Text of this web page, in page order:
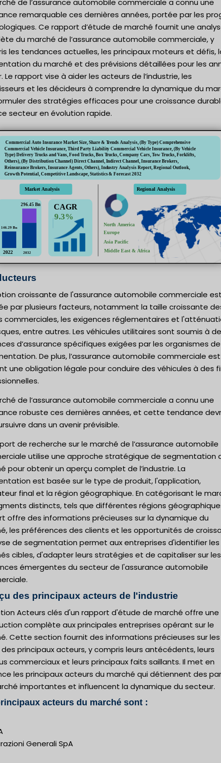
de l’assurance automobile commerciale a connu une
remarquable ces dernières années, portée par les
Ce rapport d’étude de marché fournit une
du marché de l’assurance automobile commerciale, y
les tendances actuelles, les principaux moteurs et défis,
du marché et des prévisions détaillées pour les
Le rapport vise à aider les acteurs de l’industrie, les
et les décideurs à comprendre la dynamique du
des stratégies efficaces pour une croissance
secteur en évolution rapide.
croissante de l'assurance automobile commerciale
par plusieurs facteurs, notamment la taille croissante
commerciales, les exigences réglementaires et
entre autres. Les véhicules utilitaires sont soumis à
d’assurance spécifiques exigées par les organismes de
De plus, l’assurance automobile commerciale est
une obligation légale pour conduire des véhicules à des
de l’assurance automobile commerciale a connu une
robuste ces dernières années, et cette tendance
dans un avenir prévisible.
de recherche sur le marché de l’assurance automobile
utilise une approche stratégique de segmentation
pour obtenir un aperçu complet de l’industrie. La
est basée sur le type de produit, l'application,
final et la région géographique. En catégorisant le
distincts, tels que différentes régions
offre des informations précieuses sur la dynamique du
les préférences des clients et les opportunités de
de segmentation permet aux entreprises d'identifier les
cibles, d'adapter leurs stratégies et de capitaliser sur les
émergentes du secteur de l'assurance automobile
des principaux acteurs de l'industrie
Acteurs clés d'un rapport d'étude de marché offre une
complète aux principales entreprises opérant sur le
Cette section fournit des informations précieuses sur les
principaux acteurs, y compris leurs antécédents, leurs
commerciaux et leurs principaux faits saillants. Il met en
les principaux acteurs du marché qui détiennent des
importantes et influencent la dynamique du secteur.
acteurs du marché sont :
Generali SpA